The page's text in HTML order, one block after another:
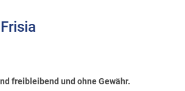
freibleibend und ohne Gewähr.